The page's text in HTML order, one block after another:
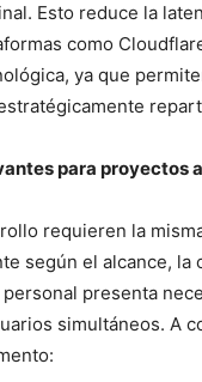
Esto reduce la
como
ya que
para proyectos
requieren la
según el alcance,
presenta
simultáneos. A